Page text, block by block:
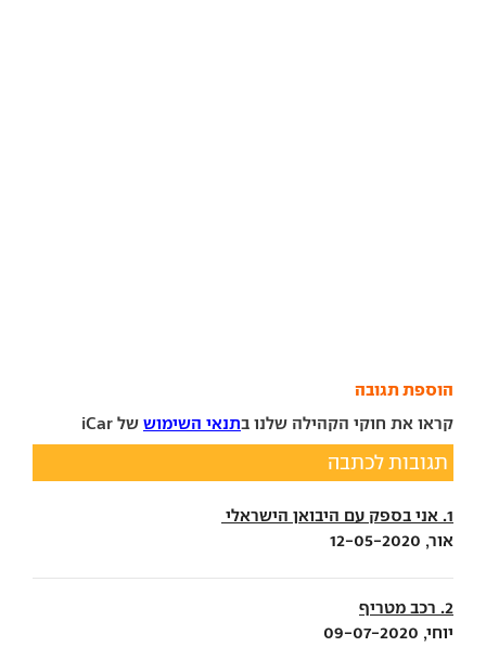
הוספת תגובה
קראו את חוקי הקהילה שלנו בתנאי השימוש של iCar
תגובות לכתבה
1. אני בספק עם היבואן הישראלי
אור, 12-05-2020
2. רכב מטריף
יוחי, 09-07-2020